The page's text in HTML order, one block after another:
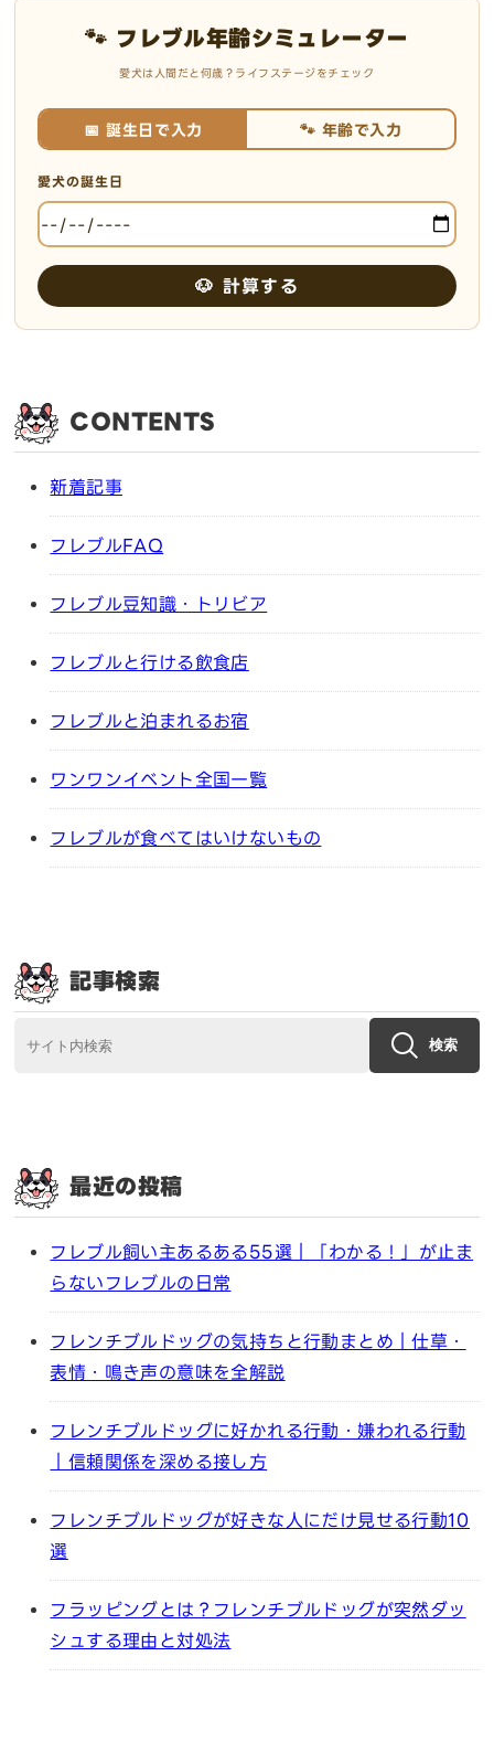
🐾 フレブル年齢シミュレーター
愛犬は人間だと何歳？ライフステージをチェック
📅 誕生日で入力 🐾 年齢で入力
愛犬の誕生日
🐶 計算する
CONTENTS
新着記事
フレブルFAQ
フレブル豆知識・トリビア
フレブルと行ける飲食店
フレブルと泊まれるお宿
ワンワンイベント全国一覧
フレブルが食べてはいけないもの
記事検索
検索
最近の投稿
フレブル飼い主あるある55選｜「わかる！」が止ま
らないフレブルの日常
フレンチブルドッグの気持ちと行動まとめ｜仕草・
表情・鳴き声の意味を全解説
フレンチブルドッグに好かれる行動・嫌われる行動
｜信頼関係を深める接し方
フレンチブルドッグが好きな人にだけ見せる行動10
選
フラッピングとは？フレンチブルドッグが突然ダッ
シュする理由と対処法